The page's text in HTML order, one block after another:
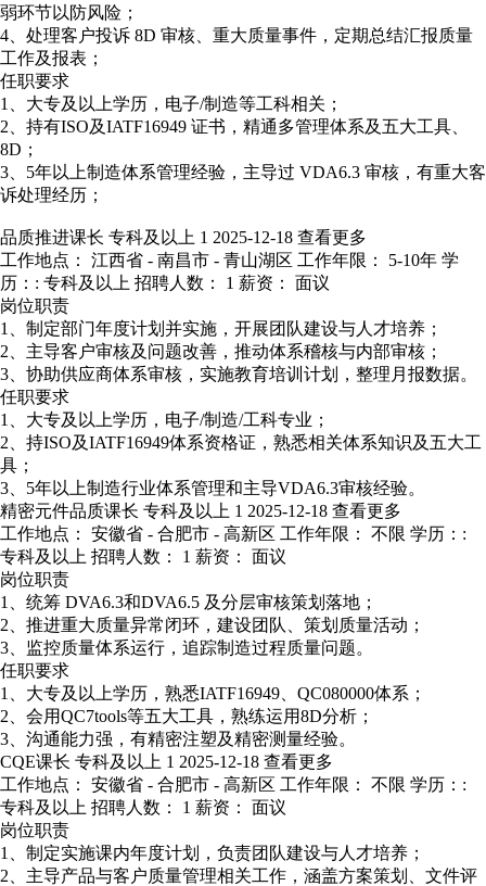
弱环节以防风险；
4、处理客户投诉 8D 审核、重大质量事件，定期总结汇报质量
工作及报表；
任职要求
1、大专及以上学历，电子/制造等工科相关；
2、持有ISO及IATF16949 证书，精通多管理体系及五大工具、
8D；
3、5年以上制造体系管理经验，主导过 VDA6.3 审核，有重大客
诉处理经历；
品质推进课长 专科及以上 1 2025-12-18 查看更多
工作地点： 江西省 - 南昌市 - 青山湖区 工作年限： 5-10年 学
历：: 专科及以上 招聘人数： 1 薪资： 面议
岗位职责
1、制定部门年度计划并实施，开展团队建设与人才培养；
2、主导客户审核及问题改善，推动体系稽核与内部审核；
3、协助供应商体系审核，实施教育培训计划，整理月报数据。
任职要求
1、大专及以上学历，电子/制造/工科专业；
2、持ISO及IATF16949体系资格证，熟悉相关体系知识及五大工
具；
3、5年以上制造行业体系管理和主导VDA6.3审核经验。
精密元件品质课长 专科及以上 1 2025-12-18 查看更多
工作地点： 安徽省 - 合肥市 - 高新区 工作年限： 不限 学历：:
专科及以上 招聘人数： 1 薪资： 面议
岗位职责
1、统筹 DVA6.3和DVA6.5 及分层审核策划落地；
2、推进重大质量异常闭环，建设团队、策划质量活动；
3、监控质量体系运行，追踪制造过程质量问题。
任职要求
1、大专及以上学历，熟悉IATF16949、QC080000体系；
2、会用QC7tools等五大工具，熟练运用8D分析；
3、沟通能力强，有精密注塑及精密测量经验。
CQE课长 专科及以上 1 2025-12-18 查看更多
工作地点： 安徽省 - 合肥市 - 高新区 工作年限： 不限 学历：:
专科及以上 招聘人数： 1 薪资： 面议
岗位职责
1、制定实施课内年度计划，负责团队建设与人才培养；
2、主导产品与客户质量管理相关工作，涵盖方案策划、文件评